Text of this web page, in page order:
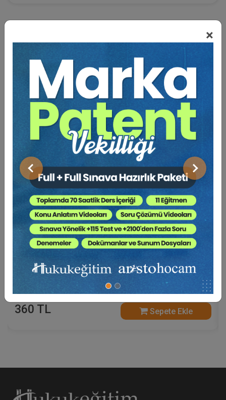
×
Önceki Sonraki
Video Eğitim Abonesi Ol: Sadece 5490 TL / Yıllık
Tüketici Hukuku Enstitüsü
Sosyal Güvenlik Hukuku - V. İş Hukuku Kongresi -
IV. Oturum Video Kaydı
360 TL Sepete Ekle